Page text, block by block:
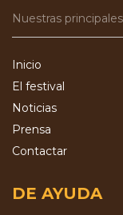
Nuestras
Inicio
El festival
Noticias
Prensa
Contactar
DE AYUDA